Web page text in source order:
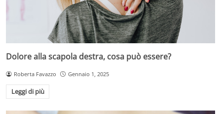
Dolore alla scapola destra, cosa può essere?
Roberta Favazzo Gennaio 1, 2025
Leggi di più